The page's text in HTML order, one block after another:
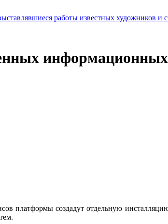
работы известных художников
платформы создадут отдельную